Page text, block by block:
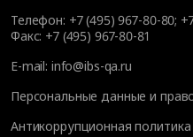
Телефон: +7 (495) 967-80-80;
Факс: +7 (495) 967-80-81
E-mail: info@ibs-qa.ru
Персональные данные и
Антикоррупционная политика